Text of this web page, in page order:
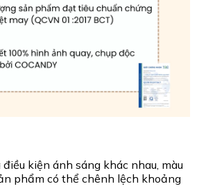
kiện ánh sáng khác nhau, màu
phẩm có thể chênh lệch khoảng